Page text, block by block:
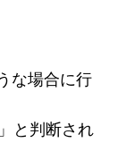
な場合に行
と判断され